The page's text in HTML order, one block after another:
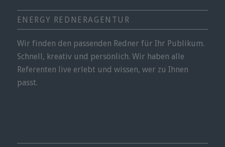
ENERGY REDNERAGENTUR
Wir finden den passenden Redner für Ihr Publikum.
Schnell, kreativ und persönlich. Wir haben alle
Referenten live erlebt und wissen, wer zu Ihnen
passt.